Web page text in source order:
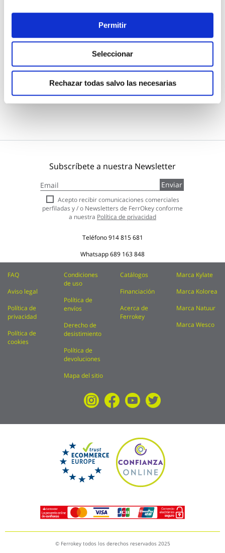
Permitir
Seleccionar
Rechazar todas salvo las necesarias
Fac
73,80 €
Añadir al carrito
Subscríbete a nuestra Newsletter
a
nuestro
boletín
de
Enviar
Acepto recibir comunicaciones comerciales
perfiladas y / o Newsletters de FerrOkey conforme
a nuestra Política de privacidad
Teléfono914 815 681
Whatsapp689 163 848
FAQ
Aviso legal
Política de
privacidad
Política de
cookies
Condiciones
de uso
Política de
envíos
Derecho de
desistimiento
Política de
devoluciones
Mapa del sitio
Catálogos
Financiación
Acerca de
Ferrokey
Marca Kylate
Marca Kolorea
Marca Natuur
Marca Wesco
© Ferrokey todos los derechos reservados 2025